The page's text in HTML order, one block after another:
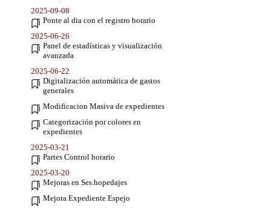
2025-09-08
Ponte al dia con el registro horario
2025-06-26
Panel de estadísticas y visualización
avanzada
2025-06-22
Digitalización automática de gastos
generales
Modificacion Masiva de expedientes
Categorización por colores en
expedientes
2025-03-21
Partes Control horario
2025-03-20
Mejoras en Ses.hopedajes
Mejora Expediente Espejo